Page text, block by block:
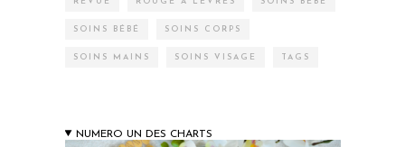
SOINS BÉBÉ SOINS CORPS
SOINS MAINS SOINS VISAGE TAGS
NUMERO UN DES CHARTS